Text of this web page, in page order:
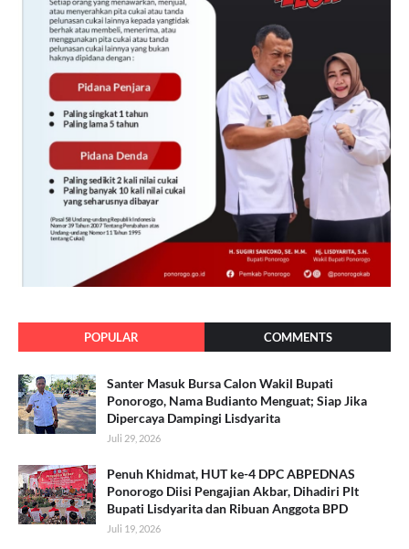
POPULAR COMMENTS
Santer Masuk Bursa Calon Wakil Bupati
Ponorogo, Nama Budianto Menguat; Siap Jika
Dipercaya Dampingi Lisdyarita
Juli 29, 2026
Penuh Khidmat, HUT ke-4 DPC ABPEDNAS
Ponorogo Diisi Pengajian Akbar, Dihadiri Plt
Bupati Lisdyarita dan Ribuan Anggota BPD
Juli 19, 2026